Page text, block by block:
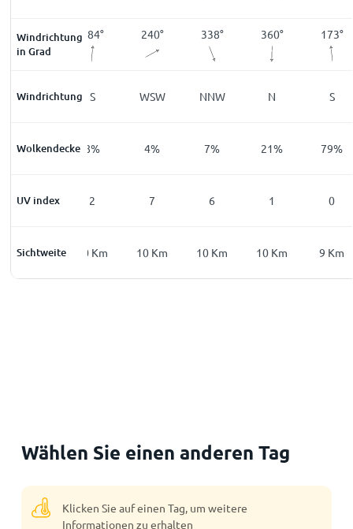
Windrichtung
in Grad
183° 184° 240° 338° 360° 173°
Windrichtung
S S WSW NNW N S
Wolkendecke
6% 8% 4% 7% 21% 79%
UV index
0 2 7 6 1 0
Sichtweite
10Km 10 Km 10 Km 10 Km 10 Km 9 Km
Wählen Sie einen anderen Tag
Klicken Sie auf einen Tag, um weitere
Informationen zu erhalten